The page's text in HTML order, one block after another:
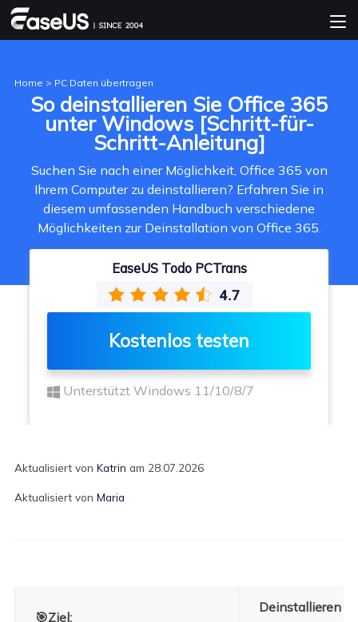
Home > PC Daten übertragen
So deinstallieren Sie Office 365
unter Windows [Schritt-für-
Schritt-Anleitung]
Suchen Sie nach einer Möglichkeit, Office 365 von
Ihrem Computer zu deinstallieren? Erfahren Sie in
diesem umfassenden Handbuch verschiedene
Möglichkeiten zur Deinstallation von Office 365.
EaseUS Todo PCTrans
Kostenlos testen
Unterstützt Windows 11/10/8/7
Aktualisiert von Katrin am 28.07.2026
Aktualisiert von Maria
🎯Ziel:
Deinstallieren